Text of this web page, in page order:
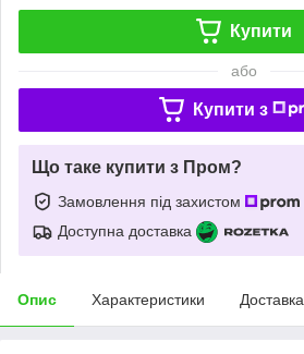
Купити
або
Купити з
Що таке купити з Пром?
Замовлення під захистом
Доступна доставка
Опис Характеристики Доставка